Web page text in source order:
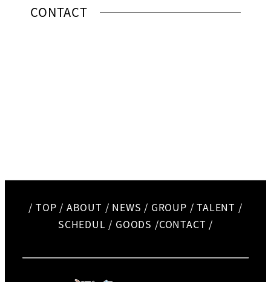
CONTACT
/ TOP / ABOUT / NEWS / GROUP /TALENT /
SCHEDUL / GOODS /CONTACT /